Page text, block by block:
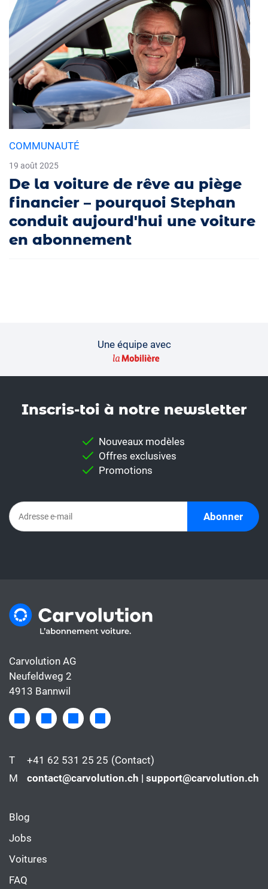
COMMUNAUTÉ
19 août 2025
De la voiture de rêve au piège
financier – pourquoi Stephan
conduit aujourd'hui une voiture
en abonnement
Une équipe avec
Inscris-toi à notre news­letter
Nouveaux modèles
Offres exclusives
Promotions
Abonner
Carvolution AG
Neufeldweg 2
4913 Bannwil
T +41 62 531 25 25 (Contact)
M
contact@carvolution.ch | support@carvolution.ch
Blog
Jobs
Voitures
FAQ